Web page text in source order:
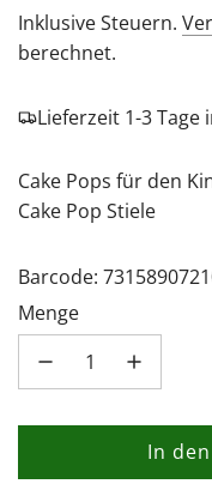
Preis
Inklusive Steuern.
berechnet.
Lieferzeit 1-3
Cake Pops für den
Cake Pop Stiele
Barcode:
Menge
In